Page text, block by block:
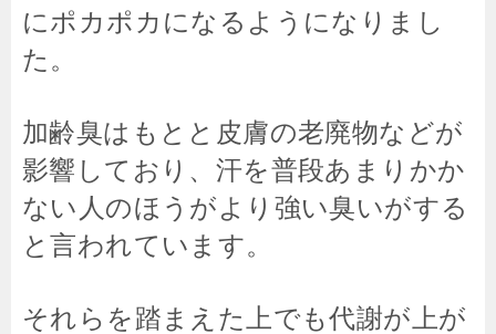
にポカポカになるようになりまし
た。
加齢臭はもとと皮膚の老廃物などが
影響しており、汗を普段あまりかか
ない人のほうがより強い臭いがする
と言われています。
それらを踏まえた上でも代謝が上が